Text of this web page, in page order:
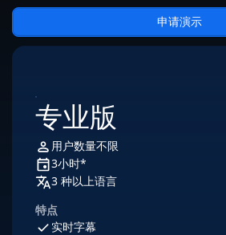
申请演示
专业版
用户数量不限
3小时*
3 种以上语言
特点
实时字幕